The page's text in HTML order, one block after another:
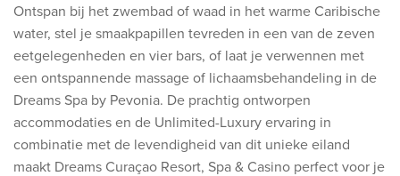
8-daagse Emiraten Ontdekkingsreis
Fly & Drive - Kleuren van Yucatan
Ontdekking Sri Lanka
Bekijk alle rondreizen
Ontspan bij het zwembad of waad in het warme Caribische
water, stel je smaakpapillen tevreden in een van de zeven
eetgelegenheden en vier bars, of laat je verwennen met
een ontspannende massage of lichaamsbehandeling in de
Dreams Spa by Pevonia. De prachtig ontworpen
accommodaties en de Unlimited-Luxury ervaring in
combinatie met de levendigheid van dit unieke eiland
maakt Dreams Curaçao Resort, Spa & Casino perfect voor je